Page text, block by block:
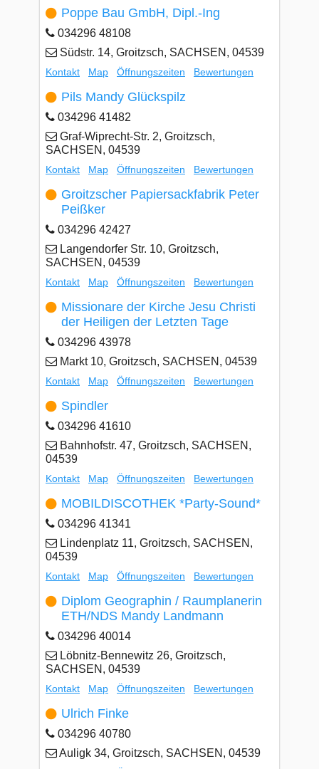
Poppe Bau GmbH, Dipl.-Ing
034296 48108
Südstr. 14, Groitzsch, SACHSEN, 04539
Kontakt Map Öffnungszeiten Bewertungen
Pils Mandy Glückspilz
034296 41482
Graf-Wiprecht-Str. 2, Groitzsch,
SACHSEN, 04539
Kontakt Map Öffnungszeiten Bewertungen
Groitzscher Papiersackfabrik Peter
Peißker
034296 42427
Langendorfer Str. 10, Groitzsch,
SACHSEN, 04539
Kontakt Map Öffnungszeiten Bewertungen
Missionare der Kirche Jesu Christi
der Heiligen der Letzten Tage
034296 43978
Markt 10, Groitzsch, SACHSEN, 04539
Kontakt Map Öffnungszeiten Bewertungen
Spindler
034296 41610
Bahnhofstr. 47, Groitzsch, SACHSEN,
04539
Kontakt Map Öffnungszeiten Bewertungen
MOBILDISCOTHEK *Party-Sound*
034296 41341
Lindenplatz 11, Groitzsch, SACHSEN,
04539
Kontakt Map Öffnungszeiten Bewertungen
Diplom Geographin / Raumplanerin
ETH/NDS Mandy Landmann
034296 40014
Löbnitz-Bennewitz 26, Groitzsch,
SACHSEN, 04539
Kontakt Map Öffnungszeiten Bewertungen
Ulrich Finke
034296 40780
Auligk 34, Groitzsch, SACHSEN, 04539